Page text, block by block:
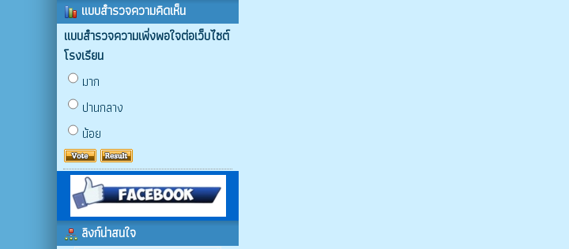
แบบสำรวจความคิดเห็น
แบบสำรวจความเพิ่งพอใจต่อเว็บไซต์
โรงเรียน
มาก
ปานกลาง
น้อย
ลิงก์น่าสนใจ